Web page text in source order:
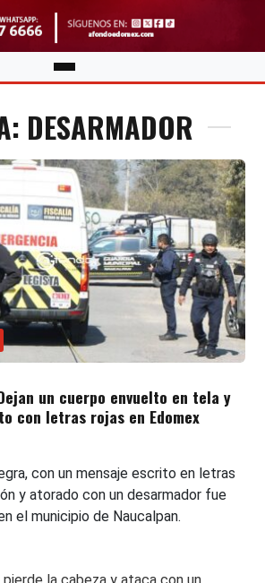
DESARMADOR
Dejan un cuerpo envuelto en tela y
con letras rojas en Edomex
con un mensaje escrito en letras
y atorado con un desarmador fue
el municipio de Naucalpan.